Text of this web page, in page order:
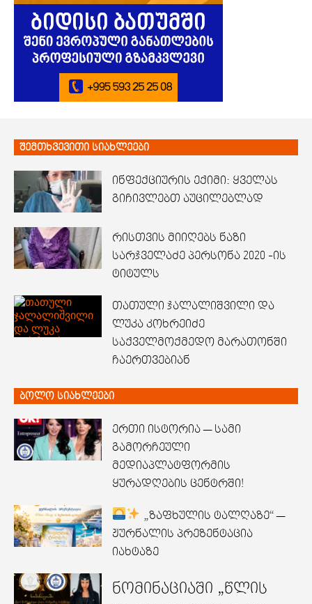
შემთხვევითი სიახლეები
ინფექციურის ექიმი: ყველას
გიჩივლებთ აუცილებლად
რისთვის მიიღებს ნაზი
სარჯველაძე პერსონა 2020 -ის
ტიტულს
თათული ჯალალიშვილი და
ლუკა კოხრეიძე
საქველმოქმედო მარათონში
ჩაერთვებიან
ბოლო სიახლეები
ერთი ისტორია — სამი
გამორჩეული
მედიაპლატფორმის
ყურადღების ცენტრში!
„ზაფხულის ტალღაზე“ —
ჟურნალის პრეზენტაცია
იახტაზე
ნომინაციაში „წლის